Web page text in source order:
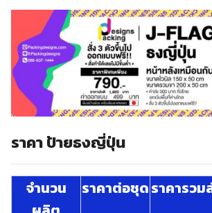
ราคา ป้ายธงญี่ปุ่น
จำนวน
ราคาต่อชุดราคารวม